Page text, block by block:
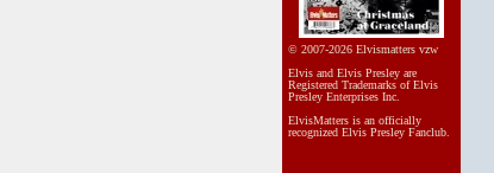
© 2007-2026 Elvismatters vzw
Elvis and Elvis Presley are
Registered Trademarks of Elvis
Presley Enterprises Inc.
ElvisMatters is an officially
recognized Elvis Presley Fanclub.